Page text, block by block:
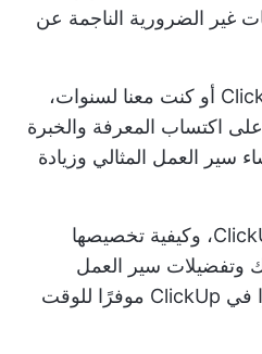
غير الضرورية الناجمة عن
سواء كنت جديدًا على ClickUp أو كنت معنا لسنوات،
ستساعدك جامعة CUUp على اكتساب المعرفة والخبرة
سير العمل المثالي وزيادة
ستتعلم كيفية استخدام ClickUp، وكيفية تخصيصها
وتفضيلات سير العمل
الخاصة بك، وستصبح خبيرًا في ClickUp موفرًا للوقت